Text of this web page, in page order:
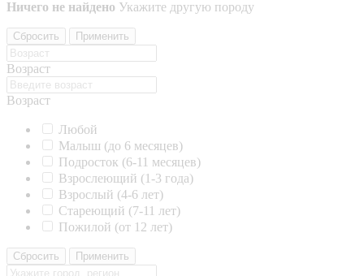
Ничего не найдено Укажите другую породу
Сбросить Применить
Возраст
Возраст
Любой
Малыш (до 6 месяцев)
Подросток (6-11 месяцев)
Взрослеющий (1-3 года)
Взрослый (4-6 лет)
Стареющий (7-11 лет)
Пожилой (от 12 лет)
Сбросить Применить